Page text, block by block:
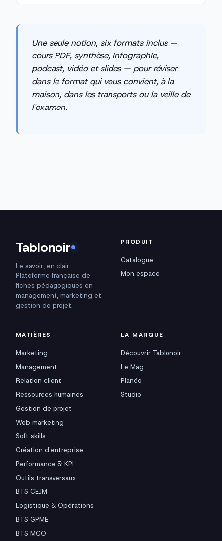
Une seule notion, six formats inclus —
cours PDF, synthèse, infographie,
podcast, vidéo et slides — pour réviser
dans le format qui vous convient, à la
maison, dans les transports ou la veille de
l'examen.
Tablonoir
Le savoir, en clair.
Plateforme française de
fiches pédagogiques en
management, marketing et
gestion de projet.
PRODUIT
Catalogue
Mon espace
MATIÈRES
Marketing
Management
Relation client
Ressources humaines
Gestion de projet
Web marketing
Soft skills
Création d'entreprise
Performance & KPI
Outils transversaux
BTS CEJM
Logistique & Opérations
BTS GPME
BTS MCO
LA MARQUE
Découvrir Tablonoir
Le Mag
Planéo
Studio